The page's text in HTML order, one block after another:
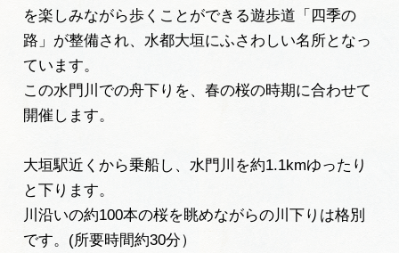
旅行会社・観光事業者の皆様へ
フォトライブラリー
お問い合わせ
を楽しみながら歩くことができる遊歩道「四季の
路」が整備され、水都大垣にふさわしい名所となっ
ています。
この水門川での舟下りを、春の桜の時期に合わせて
開催します。
大垣駅近くから乗船し、水門川を約1.1kmゆったり
と下ります。
川沿いの約100本の桜を眺めながらの川下りは格別
です。(所要時間約30分）